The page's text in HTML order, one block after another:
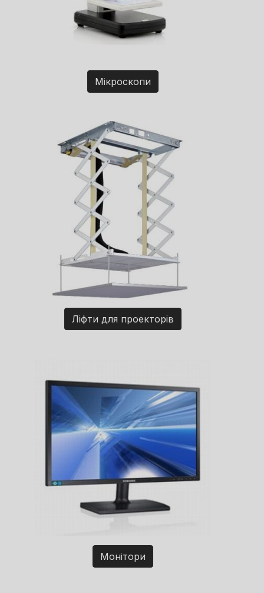
Мікроскопи
Ліфти для проекторів
Монітори